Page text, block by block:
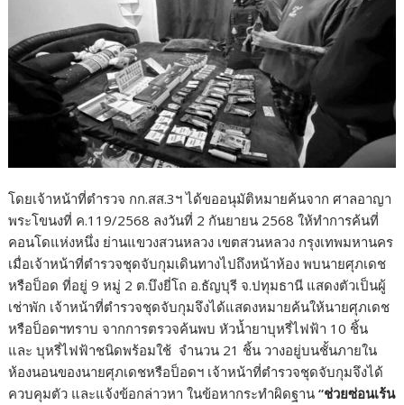
โดยเจ้าหน้าที่ตำรวจ กก.สส.3ฯ ได้ขออนุมัติหมายค้นจาก ศาลอาญา
พระโขนงที่ ค.119/2568 ลงวันที่ 2 กันยายน 2568 ให้ทำการค้นที่
คอนโดแห่งหนึ่ง ย่านแขวงสวนหลวง เขตสวนหลวง กรุงเทพมหานคร
เมื่อเจ้าหน้าที่ตำรวจชุดจับกุมเดินทางไปถึงหน้าห้อง พบนายศุภเดช
หรือป็อด ที่อยู่ 9 หมู่ 2 ต.บึงยี่โถ อ.ธัญบุรี จ.ปทุมธานี แสดงตัวเป็นผู้
เช่าพัก เจ้าหน้าที่ตำรวจชุดจับกุมจึงได้แสดงหมายค้นให้นายศุภเดช
หรือป็อดฯทราบ จากการตรวจค้นพบ หัวน้ำยาบุหรี่ไฟฟ้า 10 ชิ้น
และ บุหรี่ไฟฟ้าชนิดพร้อมใช้ จำนวน 21 ชิ้น วางอยู่บนชั้นภายใน
ห้องนอนของนายศุภเดชหรือป็อดฯ เจ้าหน้าที่ตำรวจชุดจับกุมจึงได้
ควบคุมตัว และแจ้งข้อกล่าวหา ในข้อหากระทำผิดฐาน“ช่วยซ่อนเร้น